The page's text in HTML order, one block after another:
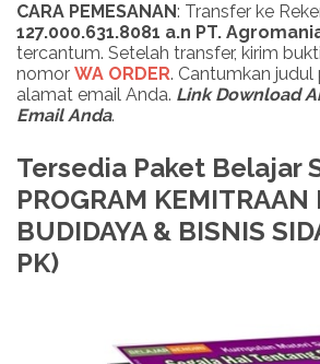
CARA PEMESANAN: Transfer ke
127.000.631.8081 a.n PT.
tercantum. Setelah transfer, kirim
nomor WA ORDER. Cantumkan judul
alamat email Anda. LinkDownload
Email Anda.
Tersedia Paket Belajar
PROGRAM KEMITRAAN
BUDIDAYA & BISNIS
PK)